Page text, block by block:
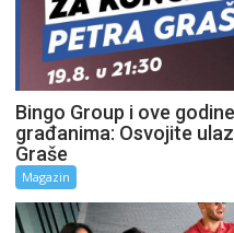
Bingo Group i ove
građanima: Osvojite
Graše
Magazin